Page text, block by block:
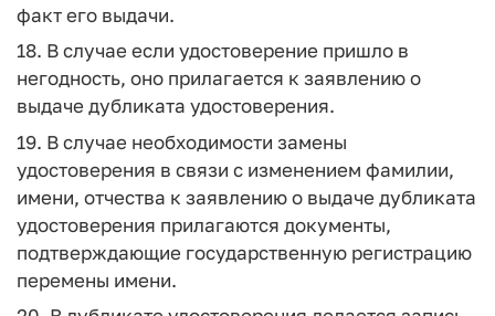
факт его выдачи.
18. В случае если удостоверение пришло в
негодность, оно прилагается к заявлению о
выдаче дубликата удостоверения.
19. В случае необходимости замены
удостоверения в связи с изменением фамилии,
имени, отчества к заявлению о выдаче дубликата
удостоверения прилагаются документы,
подтверждающие государственную регистрацию
перемены имени.